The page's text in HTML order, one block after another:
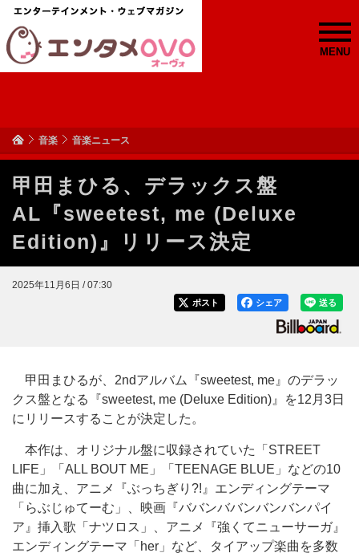
MENU
音楽 音楽ニュース
甲田まひる、デラックス盤
AL『sweetest, me (Deluxe
Edition)』リリース決定
2025年11月6日 / 07:30
送る
シェア
ポスト
甲田まひるが、2ndアルバム『sweetest, me』のデラッ
クス盤となる『sweetest, me (Deluxe Edition)』を12月3日
にリリースすることが決定した。
本作は、オリジナル盤に収録されていた「STREET
LIFE」「ALL BOUT ME」「TEENAGE BLUE」などの10
曲に加え、アニメ『ぶっちぎり?!』エンディングテーマ
「らぶじゅてーむ」、映画『ババンババンバンバンパイ
ア』挿入歌「ナツロス」、アニメ『強くてニューサーガ』
エンディングテーマ「her」など、タイアップ楽曲を多数